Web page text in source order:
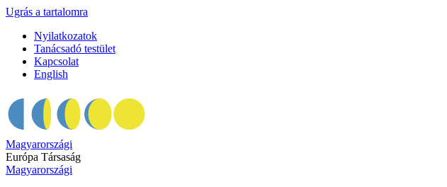
Ugrás a tartalomra
Nyilatkozatok
Tanácsadó testület
Kapcsolat
English
Magyarországi
Európa Társaság
Magyarországi